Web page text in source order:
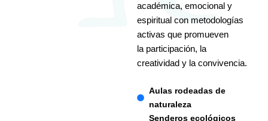
académica, emocional y
espiritual con metodologías
activas que promueven
la participación, la
creatividad y la convivencia.
Aulas rodeadas de
naturaleza
Senderos ecológicos